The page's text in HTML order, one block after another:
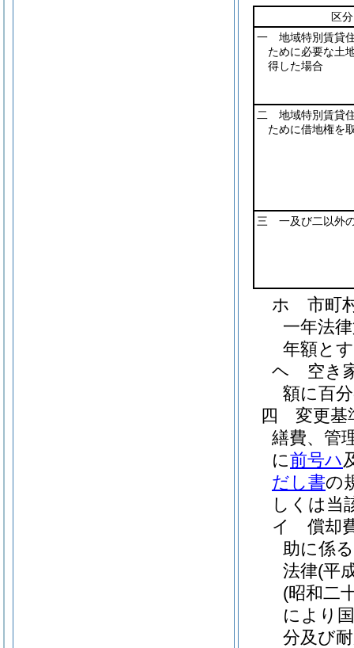
区分
一 地域特別賃貸
ために必要な土
得した場合
二 地域特別賃貸
ために借地権を
三 一及び二以外
ホ
市町
一年法
年額と
ヘ
空き
額に百
四
変更
繕費、管
に前号ハ
だし書の
しくは当
イ
償却
助に係
法律(平
(昭和二
により
分及び